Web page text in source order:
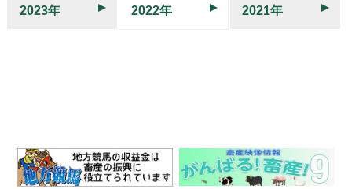
2023年 2022年 2021年